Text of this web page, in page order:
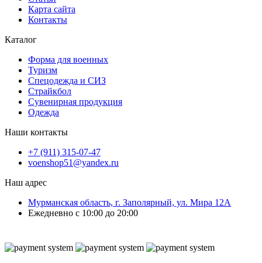
Карта сайта
Контакты
Каталог
Форма для военных
Туризм
Спецодежда и СИЗ
Страйкбол
Сувенирная продукция
Одежда
Наши контакты
+7 (911) 315-07-47
voenshop51@yandex.ru
Наш адрес
Мурманская область, г. Заполярный, ул. Мира 12А
Ежедневно с 10:00 до 20:00